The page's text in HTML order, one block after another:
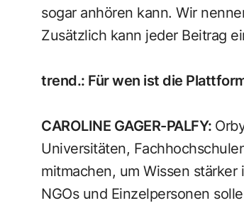
sogar anhören kann. Wir
Zusätzlich kann jeder Beitrag
trend.: Für wen ist die
CAROLINE GAGER-PALFY:
Universitäten,
mitmachen, um Wissen
NGOs und Einzelpersonen